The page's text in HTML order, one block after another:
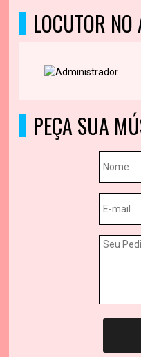
LOCUTOR NO
PEÇA SUA